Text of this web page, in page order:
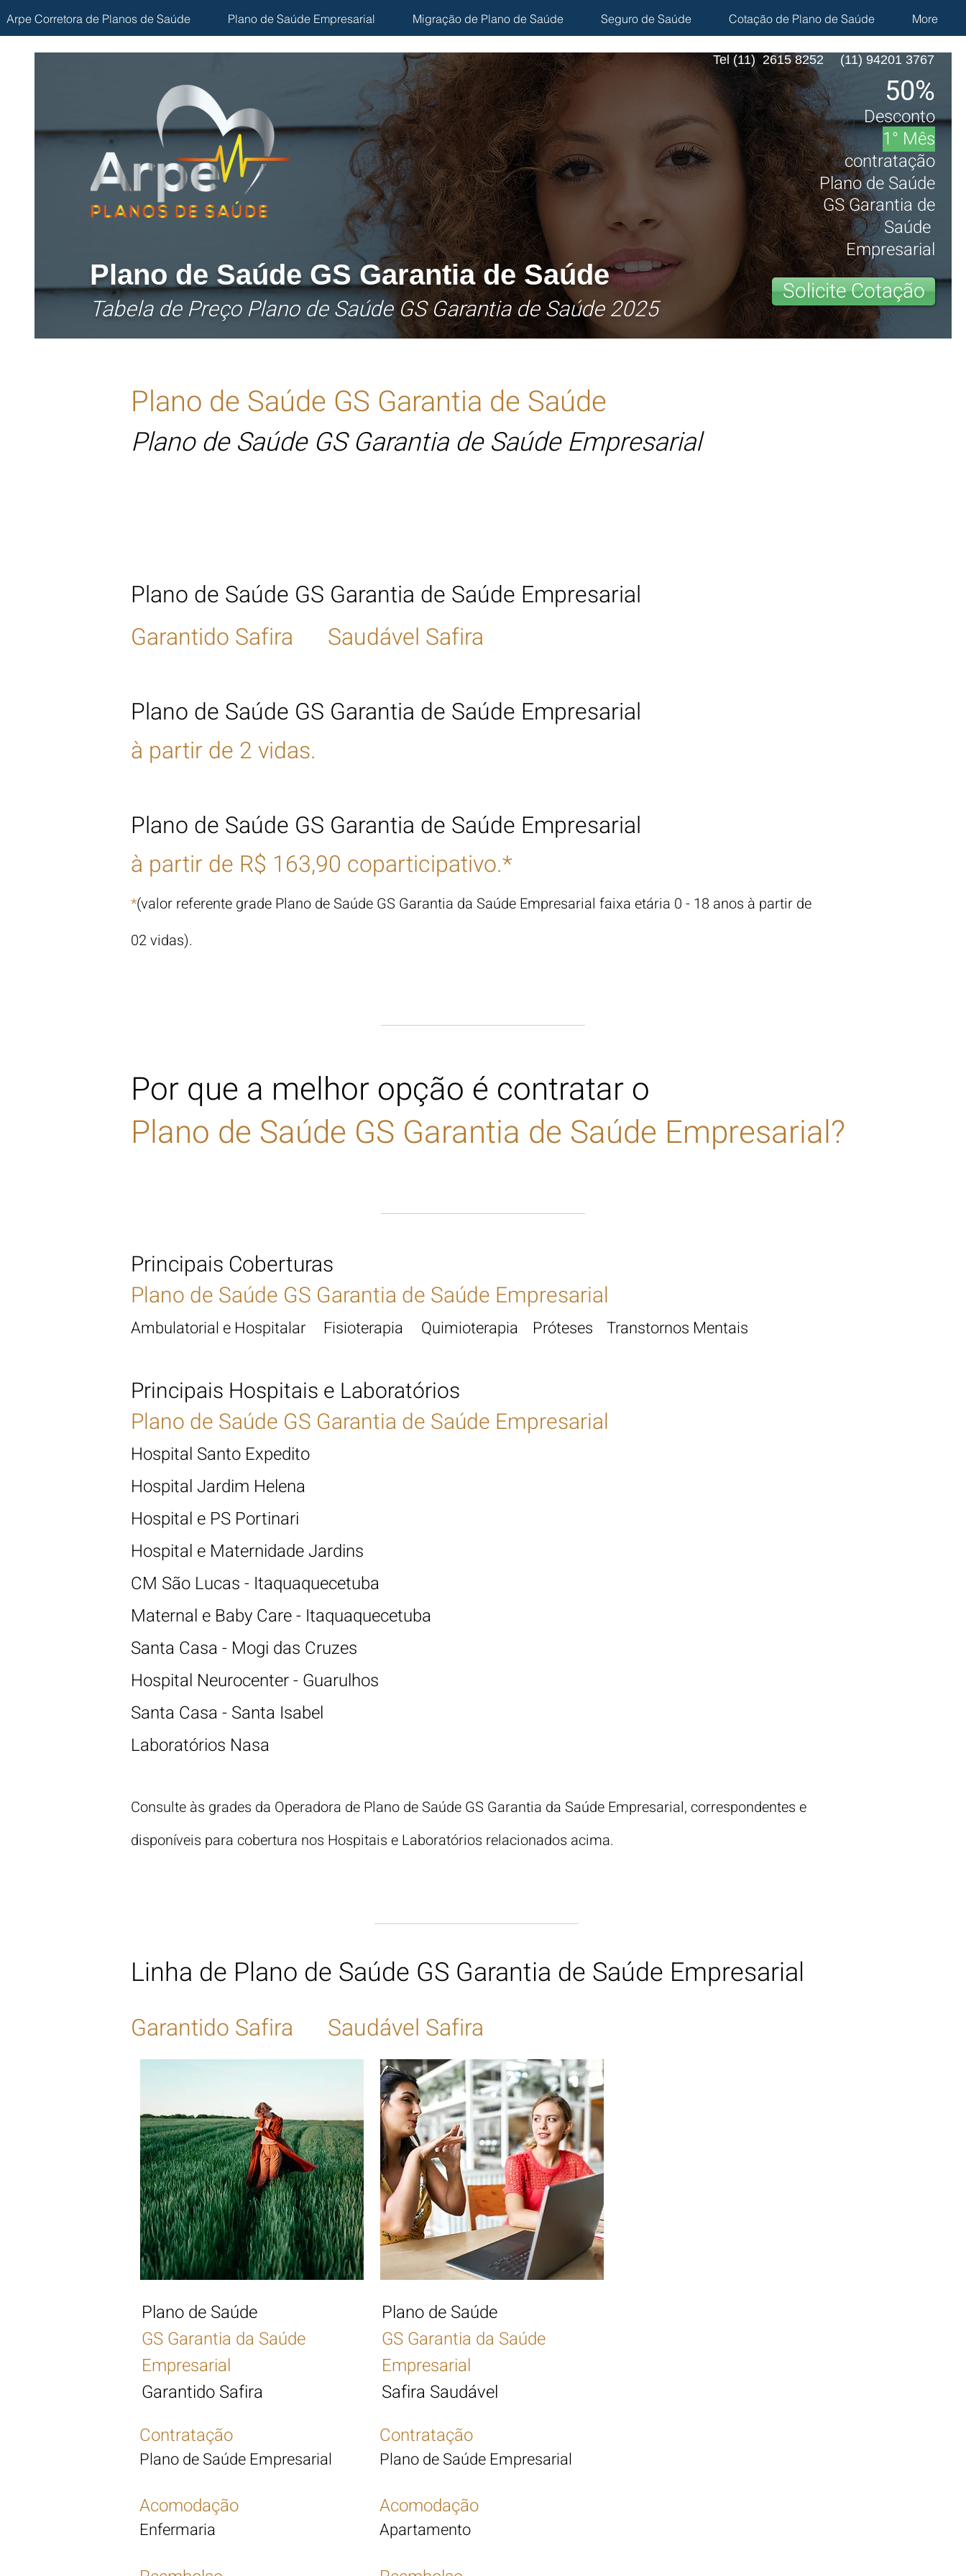
Arpe Corretora de Planos de Saúde Plano de Saúde Empresarial Migração de Plano de Saúde Seguro de Saúde Cotação de Plano de Saúde More
50%
Desconto
1° Mês
contratação
Plano de Saúde
GS Garantia de
Saúde
Empresarial
Solicite Cotação
Tel (11) 2615 8252
Plano de Saúde GS Garantia de Saúde
Tabela de Preço Plano de Saúde GS Garantia de Saúde 2025
(11) 94201 3767
Plano de Saúde GS Garantia de Saúde
Plano de Saúde GS Garantia de Saúde Empresarial
Plano de Saúde GS Garantia de Saúde Empresarial
Garantido Safira Saudável Safira
Plano de Saúde GS Garantia de Saúde Empresarial
à partir de 2 vidas.
Plano de Saúde GS Garantia de Saúde Empresarial
à partir de R$ 163,90 coparticipativo.*
*(valor referente grade Plano de Saúde GS Garantia da Saúde Empresarial faixa etária 0 - 18 anos à partir de
02vidas).
Por que a melhor opção é contratar o
Plano de Saúde GS Garantia de Saúde Empresarial?
Principais Coberturas
Plano de Saúde GS Garantia de Saúde Empresarial
Ambulatorial e Hospitalar Fisioterapia Quimioterapia Próteses Transtornos Mentais
Principais Hospitais e Laboratórios
Plano de Saúde GS Garantia de Saúde Empresarial
Hospital Santo Expedito
Hospital Jardim Helena
Hospital e PS Portinari
Hospital e Maternidade Jardins
CM São Lucas - Itaquaquecetuba
Maternal e Baby Care - Itaquaquecetuba
Santa Casa - Mogi das Cruzes
Hospital Neurocenter - Guarulhos
Santa Casa - Santa Isabel
Laboratórios Nasa
Consulte às grades da Operadora de Plano de Saúde GS Garantia da Saúde Empresarial, correspondentes e
disponíveis para cobertura nos Hospitais e Laboratórios relacionados acima.
Linha de Plano de Saúde GS Garantia de Saúde Empresarial
Garantido Safira Saudável Safira
Plano de Saúde
GS Garantia da Saúde
Empresarial
Garantido Safira
Contratação
Plano de Saúde Empresarial
Acomodação
Enfermaria
Plano de Saúde
GS Garantia da Saúde
Empresarial
Safira Saudável
Contratação
Plano de Saúde Empresarial
Acomodação
Apartamento